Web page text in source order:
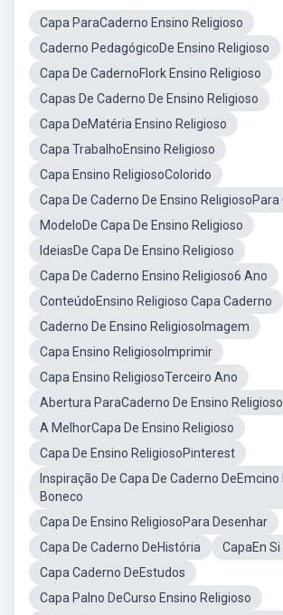
Capa ParaCaderno Ensino Religioso
Caderno PedagógicoDe Ensino Religioso
Capa De CadernoFlork Ensino Religioso
Capas De Caderno De Ensino Religioso
Capa DeMatéria Ensino Religioso
Capa TrabalhoEnsino Religioso
Capa Ensino ReligiosoColorido
Capa De Caderno De Ensino ReligiosoPara
ModeloDe Capa De Ensino Religioso
IdeiasDe Capa De Ensino Religioso
Capa De Caderno Ensino Religioso6 Ano
ConteúdoEnsino Religioso Capa Caderno
Caderno De Ensino ReligiosoImagem
Capa Ensino ReligiosoImprimir
Capa Ensino ReligiosoTerceiro Ano
Abertura ParaCaderno De Ensino Religioso
A MelhorCapa De Ensino Religioso
Capa De Ensino ReligiosoPinterest
Inspiração De Capa De Caderno
Boneco
Capa De Ensino ReligiosoPara Desenhar
Capa De Caderno DeHistória
CapaEn
Capa Caderno DeEstudos
Capa Palno DeCurso Ensino Religioso